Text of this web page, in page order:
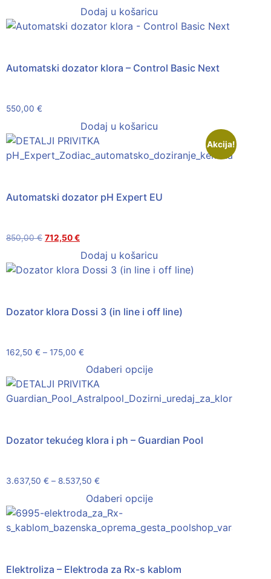
Dodaj u košaricu
Automatski dozator klora – Control Basic Next
550,00 €
Dodaj u košaricu
Akcija!
Automatski dozator pH Expert EU
850,00€ 712,50€
Dodaj u košaricu
Dozator klora Dossi 3 (in line i off line)
162,50 € – 175,00 €
Odaberi opcije
Dozator tekućeg klora i ph – Guardian Pool
3.637,50 € – 8.537,50 €
Odaberi opcije
Elektroliza – Elektroda za Rx-s kablom